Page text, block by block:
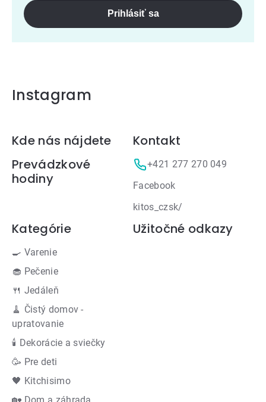
Prihlásiť sa
Instagram
Zápätie
Kde nás nájdete
Prevádzkové
hodiny
Kontakt
+421 277 270 049
Facebook
kitos_czsk/
Kategórie
🍳 Varenie
🧁 Pečenie
🍴 Jedáleň
🧹 Čistý domov -
upratovanie
🕯 Dekorácie a sviečky
🥳 Pre deti
🖤 Kitchisimo
Užitočné odkazy